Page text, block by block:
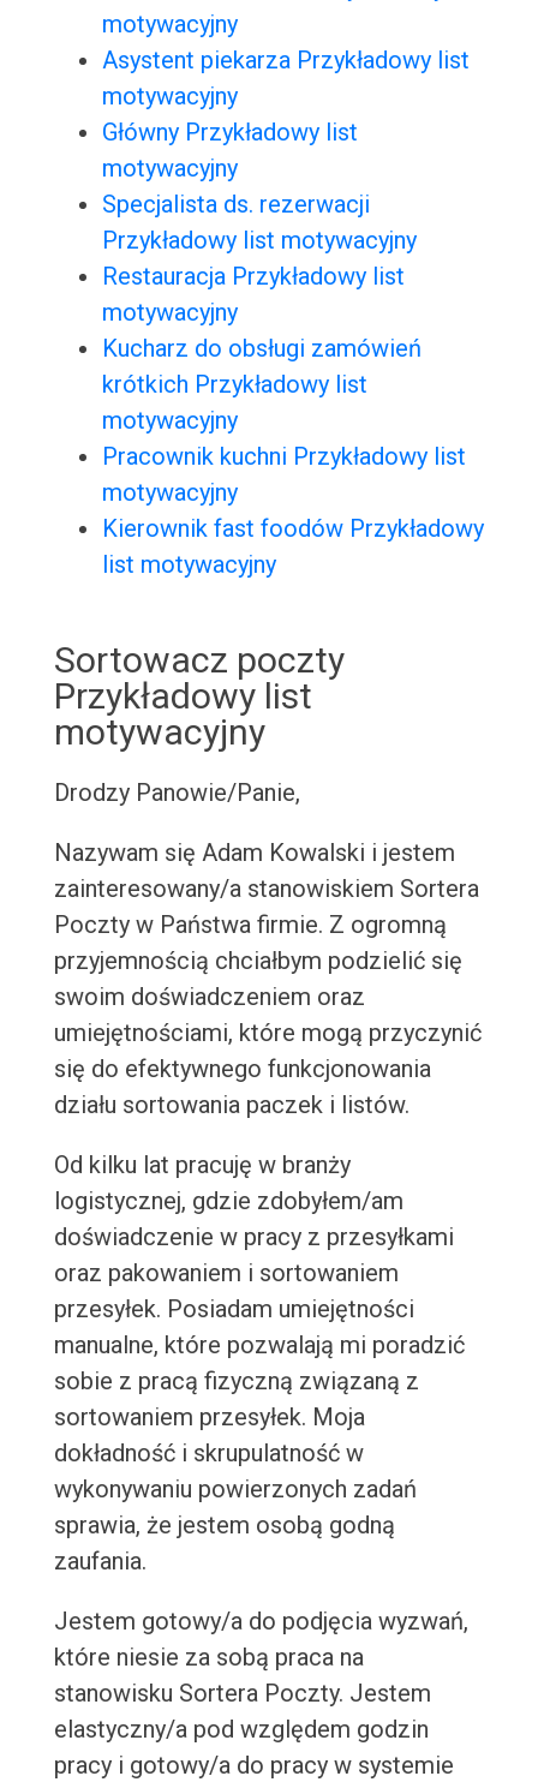
motywacyjny
Asystent piekarza Przykładowy list
motywacyjny
Główny Przykładowy list
motywacyjny
Specjalista ds. rezerwacji
Przykładowy list motywacyjny
Restauracja Przykładowy list
motywacyjny
Kucharz do obsługi zamówień
krótkich Przykładowy list
motywacyjny
Pracownik kuchni Przykładowy list
motywacyjny
Kierownik fast foodów Przykładowy
list motywacyjny
Sortowacz poczty
Przykładowy list
motywacyjny
Drodzy Panowie/Panie,
Nazywam się Adam Kowalski i jestem
zainteresowany/a stanowiskiem Sortera
Poczty w Państwa firmie. Z ogromną
przyjemnością chciałbym podzielić się
swoim doświadczeniem oraz
umiejętnościami, które mogą przyczynić
się do efektywnego funkcjonowania
działu sortowania paczek i listów.
Od kilku lat pracuję w branży
logistycznej, gdzie zdobyłem/am
doświadczenie w pracy z przesyłkami
oraz pakowaniem i sortowaniem
przesyłek. Posiadam umiejętności
manualne, które pozwalają mi poradzić
sobie z pracą fizyczną związaną z
sortowaniem przesyłek. Moja
dokładność i skrupulatność w
wykonywaniu powierzonych zadań
sprawia, że jestem osobą godną
zaufania.
Jestem gotowy/a do podjęcia wyzwań,
które niesie za sobą praca na
stanowisku Sortera Poczty. Jestem
elastyczny/a pod względem godzin
pracy i gotowy/a do pracy w systemie